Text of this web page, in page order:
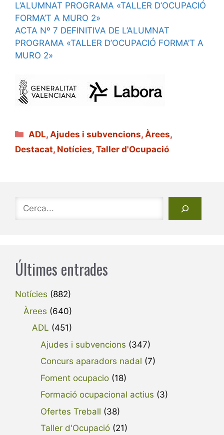
L’ALUMNAT PROGRAMA «TALLER D’OCUPACIÓ
FORMA’T A MURO 2»
ACTA Nº 7 DEFINITIVA DE L’ALUMNAT
PROGRAMA «TALLER D’OCUPACIÓ FORMA’T A
MURO 2»
Categories
ADL,Ajudes i subvencions,Àrees,
Destacat, Notícies, Taller d'Ocupació
Cerca
Últimes entrades
Notícies (882)
Àrees (640)
ADL (451)
Ajudes i subvencions (347)
Concurs aparadors nadal (7)
Foment ocupacio (18)
Formació ocupacional actius (3)
Ofertes Treball (38)
Taller d'Ocupació (21)